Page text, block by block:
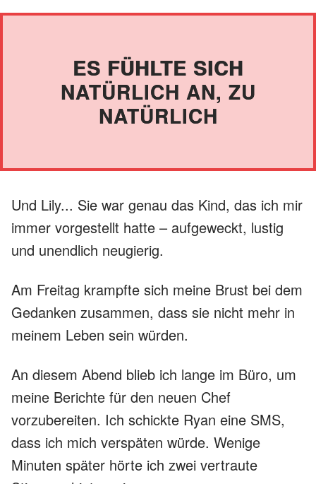
ES FÜHLTE SICH
NATÜRLICH AN, ZU
NATÜRLICH
Und Lily... Sie war genau das Kind, das ich mir
immer vorgestellt hatte – aufgeweckt, lustig
und unendlich neugierig.
Am Freitag krampfte sich meine Brust bei dem
Gedanken zusammen, dass sie nicht mehr in
meinem Leben sein würden.
An diesem Abend blieb ich lange im Büro, um
meine Berichte für den neuen Chef
vorzubereiten. Ich schickte Ryan eine SMS,
dass ich mich verspäten würde. Wenige
Minuten später hörte ich zwei vertraute